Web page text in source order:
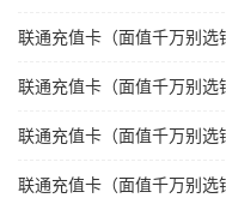
联通充值卡（面值千万别选
联通充值卡（面值千万别选
联通充值卡（面值千万别选
联通充值卡（面值千万别选